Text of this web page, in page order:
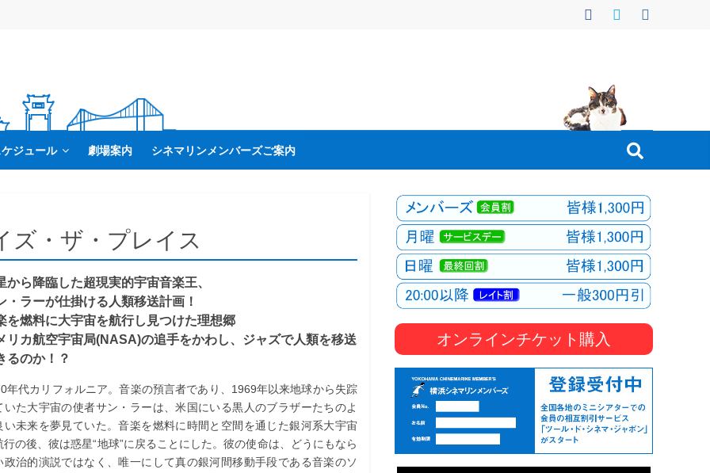
ジュール 劇場案内 シネマリンメンバーズご案内
ズ・ザ・プレイス
から降臨した超現実的宇宙音楽王、
・ラーが仕掛ける人類移送計画！
を燃料に大宇宙を航行し見つけた理想郷
リカ航空宇宙局(NASA)の追手をかわし、ジャズで人類を移送
るのか！？
年代カリフォルニア。音楽の預言者であり、1969年以来地球から失踪
いた大宇宙の使者サン・ラーは、米国にいる黒人のブラザーたちのよ
い未来を夢見ていた。音楽を燃料に時間と空間を通じた銀河系大宇宙
行の後、彼は惑星“地球”に戻ることにした。彼の使命は、どうにもなら
政治的演説ではなく、唯一にして真の銀河間移動手段である音楽のソ
オンラインチケット購入